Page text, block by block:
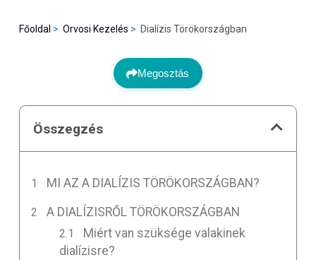
Főoldal Orvosi Kezelés Dialízis Törökországban
Megosztás
Összegzés
MI AZ A DIALÍZIS TÖRÖKORSZÁGBAN?
A DIALÍZISRŐL TÖRÖKORSZÁGBAN
Miért van szüksége valakinek
dialízisre?